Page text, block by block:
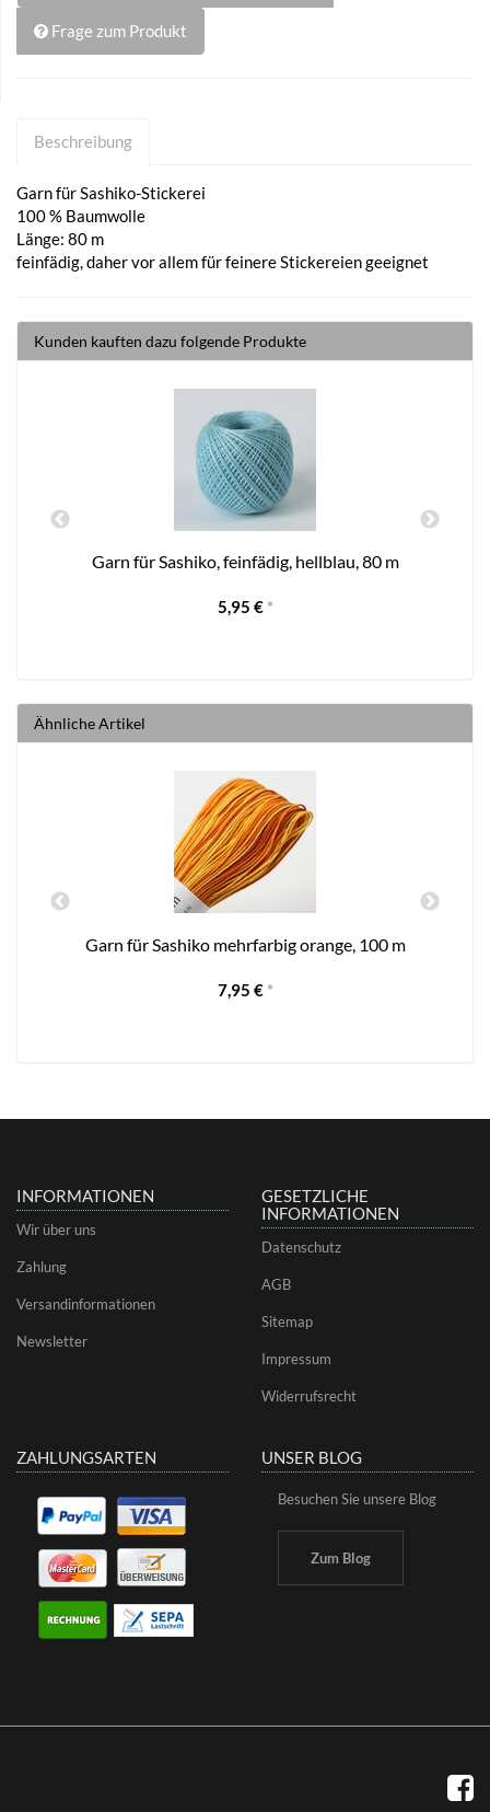
Frage zum Produkt
Beschreibung
Garn für Sashiko-Stickerei
100 % Baumwolle
Länge: 80 m
feinfädig, daher vor allem für feinere Stickereien geeignet
Kunden kauften dazu folgende Produkte
Garn für Sashiko, feinfädig, hellblau, 80 m
5,95 € *
Ähnliche Artikel
Garn für Sashiko mehrfarbig orange, 100 m
7,95 € *
INFORMATIONEN
Wir über uns
Zahlung
Versandinformationen
Newsletter
GESETZLICHE
INFORMATIONEN
Datenschutz
AGB
Sitemap
Impressum
Widerrufsrecht
ZAHLUNGSARTEN UNSER BLOG
Besuchen Sie unsere Blog
Zum Blog